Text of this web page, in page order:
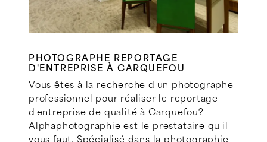
PHOTOGRAPHE REPORTAGE
D'ENTREPRISE À CARQUEFOU
Vous êtes à la recherche d'un photographe
professionnel pour réaliser le reportage
d'entreprise de qualité à Carquefou?
Alphaphotographie est le prestataire qu'il
vous faut. Spécialisé dans la photographie